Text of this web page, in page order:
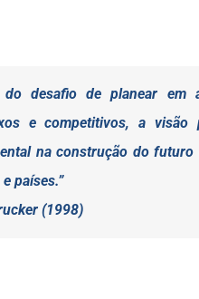
do desafio de planear em
e competitivos, a visão
na construção do futuro
países.”
(1998)